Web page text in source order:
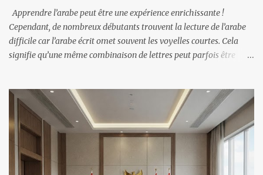
Apprendre l’arabe peut être une expérience enrichissante !
Cependant, de nombreux débutants trouvent la lecture de l’arabe
difficile car l’arabe écrit omet souvent les voyelles courtes. Cela
signifie qu’une même combinaison de lettres peut parfois être
l'enrichissement de votre vocabulaire. Apprenez des mots courants
et leur signification. Cela vous donnera une base solide lorsque
vous commencerez à lire. Une fois que vous maîtriserez bien le
vocabulaire, vous pourrez reconnaître les mots plus facilement,
même sans les voyelles. Pensez-y comme si vous résolviez un
puzzle. Connaître les éléments (vocabulaire) permet de